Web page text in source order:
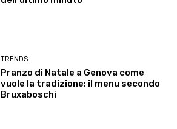
TRENDS
Pranzo di Natale a Genova come
vuole la tradizione: il menu secondo
Bruxaboschi